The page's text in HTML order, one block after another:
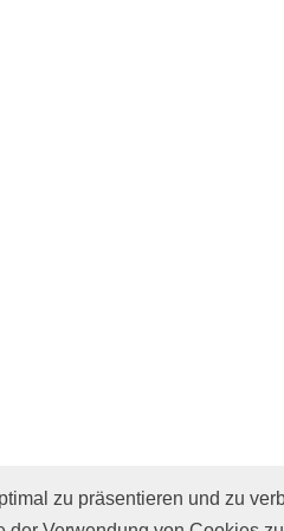
zu präsentieren und zu
Presse Datenschutz